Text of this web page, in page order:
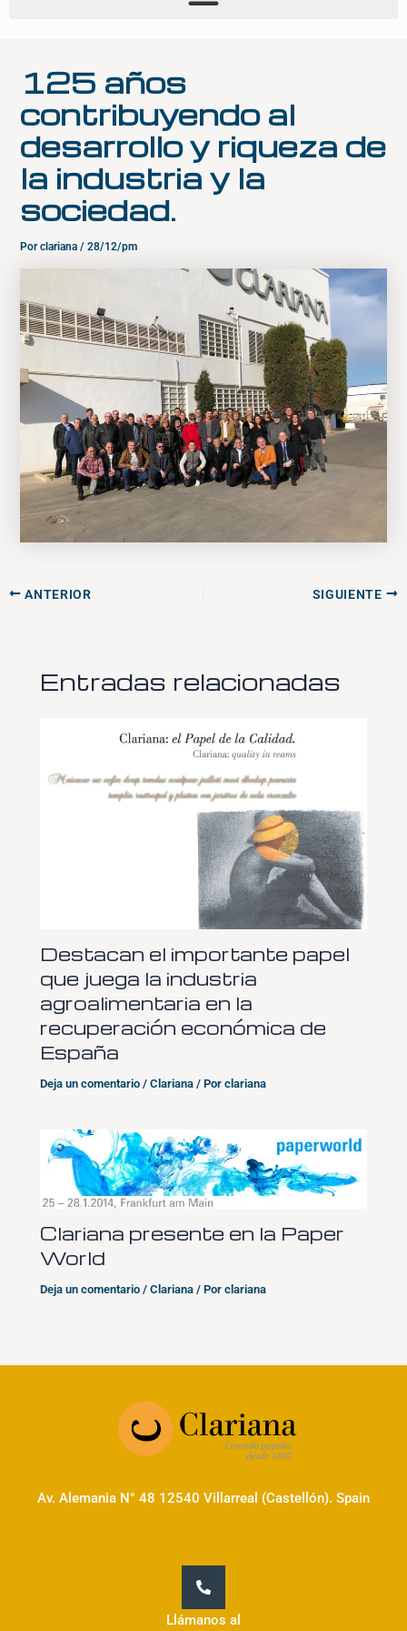
125 años
contribuyendo al
desarrollo y riqueza de
la industria y la
sociedad.
Porclariana/28/12/pm
ANTERIOR SIGUIENTE
Entradas relacionadas
Destacan el importante papel
que juega la industria
agroalimentaria en la
recuperación económica de
España
Deja un comentario /Clariana / Porclariana
Clariana presente en la Paper
World
Deja un comentario /Clariana / Porclariana
Av. Alemania N° 48 12540 Villarreal (Castellón). Spain
Llámanos al